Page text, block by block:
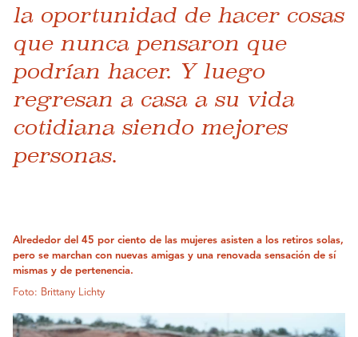
la oportunidad de hacer cosas
que nunca pensaron que
podrían hacer. Y luego
regresan a casa a su vida
cotidiana siendo mejores
personas.
Alrededor del 45 por ciento de las mujeres asisten a los retiros solas,
pero se marchan con nuevas amigas y una renovada sensación de sí
mismas y de pertenencia.
Foto: Brittany Lichty